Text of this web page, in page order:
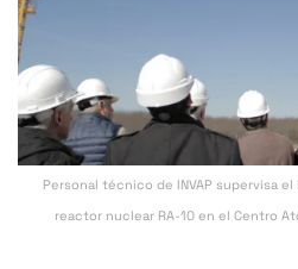
Personal técnico de INVAP supervisa
reactor nuclear RA-10 en el Centro